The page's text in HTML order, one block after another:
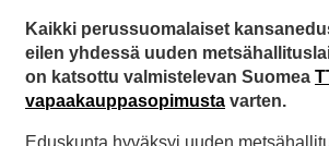
Kaikki perussuomalaiset
eilen yhdessä uuden
on katsottu valmistelevan Suomea
vapaakauppasopimusta varten.